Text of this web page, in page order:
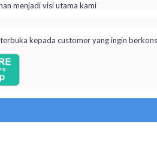
menjadi visi utama kami
terbuka kepada customer yang ingin